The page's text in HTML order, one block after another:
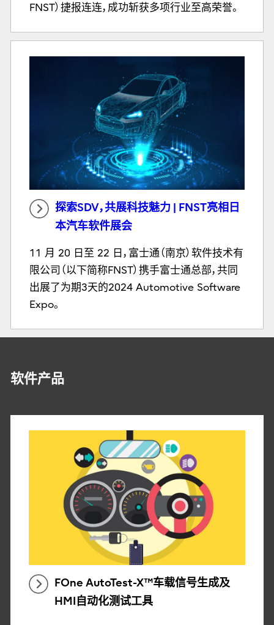
FNST）捷报连连，成功斩获多项行业至高荣誉。
探索SDV，共展科技魅力 | FNST亮相日
本汽车软件展会
11 月 20 日至 22 日，富士通（南京）软件技术有
限公司（以下简称FNST）携手富士通总部，共同
出展了为期3天的2024 Automotive Software
Expo。
软件产品
FOne AutoTest-X™车载信号生成及
HMI自动化测试工具